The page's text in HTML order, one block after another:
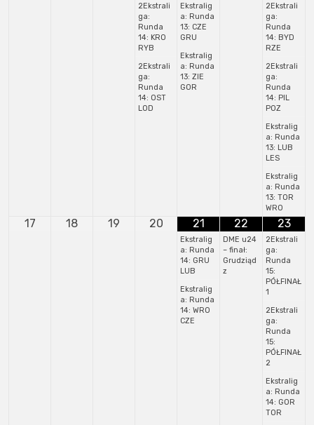
2Ekstrali
ga:
Runda
14: KRO
RYB
2Ekstrali
ga:
Runda
14: OST
LOD
Ekstralig
a: Runda
13: CZE
GRU
Ekstralig
a: Runda
13: ZIE
GOR
2Ekstrali
ga:
Runda
14: BYD
RZE
2Ekstrali
ga:
Runda
14: PIL
POZ
Ekstralig
a: Runda
13: LUB
LES
Ekstralig
a: Runda
13: TOR
WRO
17 18 19 20 21
Ekstralig
a: Runda
14: GRU
LUB
Ekstralig
a: Runda
14: WRO
CZE
22
DME u24
– finał:
Grudziąd
z
23
2Ekstrali
ga:
Runda
15:
PÓŁFINAŁ
1
2Ekstrali
ga:
Runda
15:
PÓŁFINAŁ
2
Ekstralig
a: Runda
14: GOR
TOR